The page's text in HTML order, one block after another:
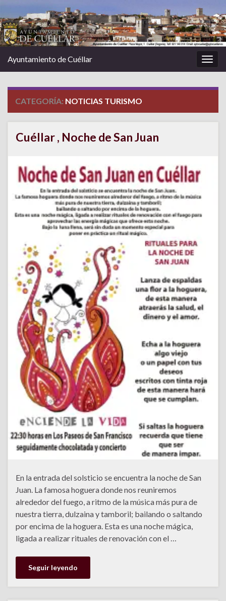
la
Ayuntamiento de Cuéllar
CATEGORÍA: NOTICIAS TURISMO
Cuéllar , Noche de San Juan
En la entrada del solsticio se encuentra la noche de San
Juan. La famosa hoguera donde nos reuniremos
alrededor del fuego, a ritmo de la música más pura de
nuestra tierra, dulzaina y tamboril; bailando o saltando
por encima de la hoguera. Esta es una noche mágica,
ligada a realizar rituales de renovación con el …
Seguir leyendo